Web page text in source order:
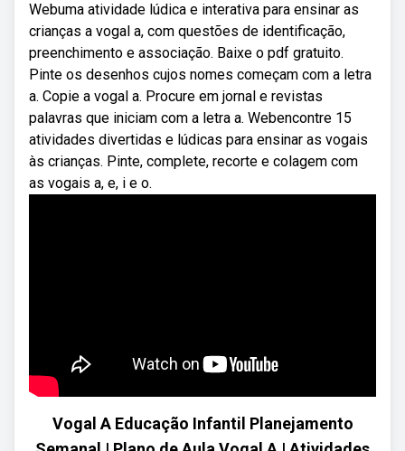
Webuma atividade lúdica e interativa para ensinar as
crianças a vogal a, com questões de identificação,
preenchimento e associação. Baixe o pdf gratuito.
Pinte os desenhos cujos nomes começam com a letra
a. Copie a vogal a. Procure em jornal e revistas
palavras que iniciam com a letra a. Webencontre 15
atividades divertidas e lúdicas para ensinar as vogais
às crianças. Pinte, complete, recorte e colagem com
as vogais a, e, i e o.
Vogal A Educação Infantil Planejamento